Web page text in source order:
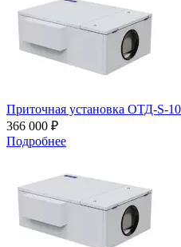
Приточная установка ОТД-S-
366 000 ₽
Подробнее